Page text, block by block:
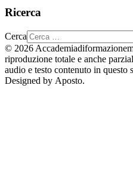
Ricerca
Cerca
© 2026
riproduzione totale e anche
audio e testo contenuto in questo
Designed by Aposto.